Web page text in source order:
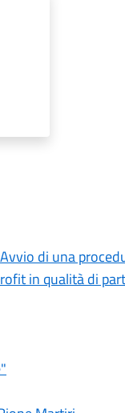
di una
in qualità di